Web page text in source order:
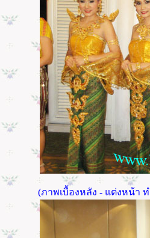
(ภาพเบื้องหลัง - แต่งหน้า